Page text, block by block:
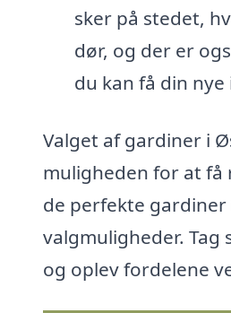
sker på stedet,
dør, og der er
du kan få din
Valget af gardiner i
muligheden for at
de perfekte
valgmuligheder.
og oplev fordelene